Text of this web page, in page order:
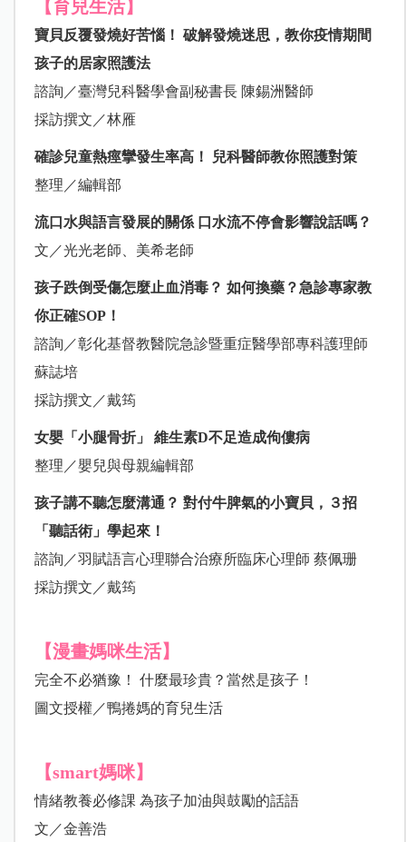
【育兒生活】
寶貝反覆發燒好苦惱！ 破解發燒迷思，教你疫情期間
孩子的居家照護法
諮詢／臺灣兒科醫學會副秘書長 陳錫洲醫師
採訪撰文／林雁
確診兒童熱痙攣發生率高！ 兒科醫師教你照護對策
整理／編輯部
流口水與語言發展的關係 口水流不停會影響說話嗎？
文／光光老師、美希老師
孩子跌倒受傷怎麼止血消毒？ 如何換藥？急診專家教
你正確SOP！
諮詢／彰化基督教醫院急診暨重症醫學部專科護理師
蘇誌培
採訪撰文／戴筠
女嬰「小腿骨折」 維生素D不足造成佝僂病
整理／嬰兒與母親編輯部
孩子講不聽怎麼溝通？ 對付牛脾氣的小寶貝，３招
「聽話術」學起來！
諮詢／羽賦語言心理聯合治療所臨床心理師 蔡佩珊
採訪撰文／戴筠
【漫畫媽咪生活】
完全不必猶豫！ 什麼最珍貴？當然是孩子！
圖文授權／鴨捲媽的育兒生活
【smart媽咪】
情緒教養必修課 為孩子加油與鼓勵的話語
文／金善浩